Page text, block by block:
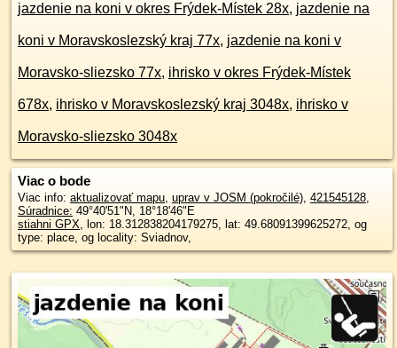
jazdenie na koni v okres Frýdek-Místek 28x, jazdenie na
koni v Moravskoslezský kraj 77x, jazdenie na koni v
Moravsko-sliezsko 77x, ihrisko v okres Frýdek-Místek
678x, ihrisko v Moravskoslezský kraj 3048x, ihrisko v
Moravsko-sliezsko 3048x
Viac o bode
Viac info: aktualizovať mapu, uprav v JOSM (pokročilé), 421545128,
Súradnice: 49°40'51"N, 18°18'46"E
stiahni GPX, lon: 18.312838204179275, lat: 49.68091399625272, og
type: place, og locality: Sviadnov,